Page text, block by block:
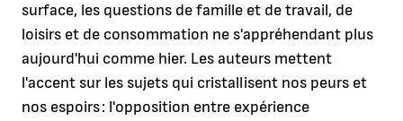
surface, les questions de famille et de travail, de
loisirs et de consommation ne s'appréhendant plus
aujourd'hui comme hier. Les auteurs mettent
l'accent sur les sujets qui cristallisent nos peurs et
nos espoirs : l'opposition entre expérience